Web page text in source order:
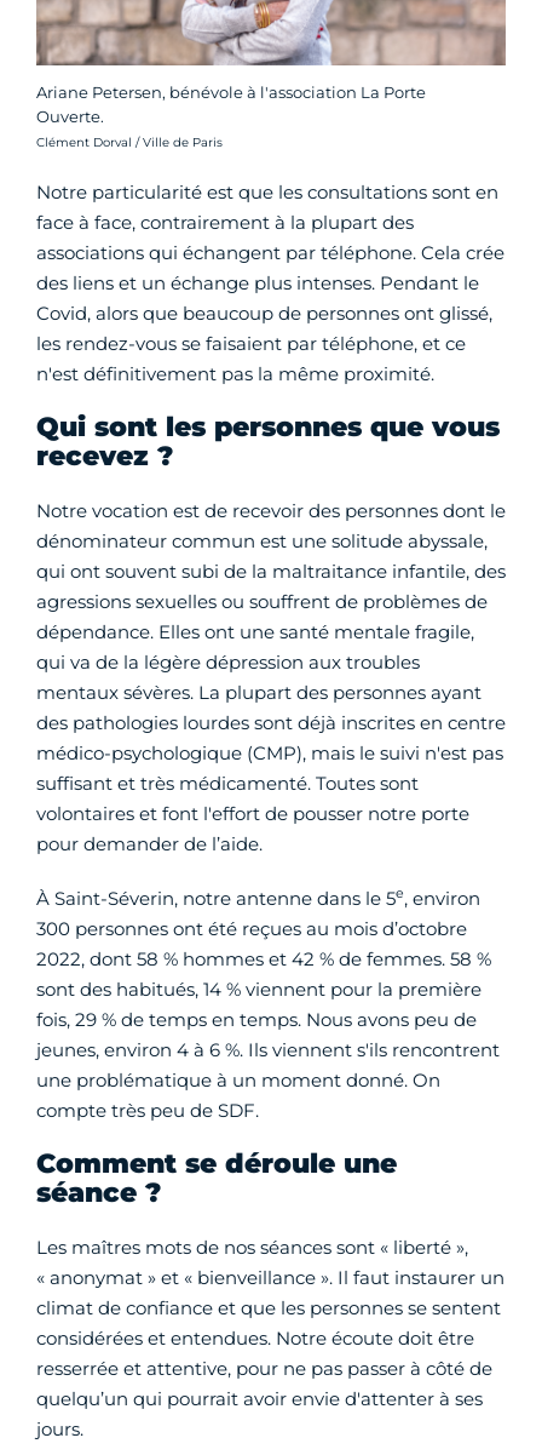
Ariane Petersen, bénévole à l'association La Porte
Ouverte.
Crédit photo :
Clément Dorval / Ville de Paris
Notre particularité est que les consultations sont en
face à face, contrairement à la plupart des
associations qui échangent par téléphone. Cela crée
des liens et un échange plus intenses. Pendant le
Covid, alors que beaucoup de personnes ont glissé,
les rendez-vous se faisaient par téléphone, et ce
n'est définitivement pas la même proximité.
Qui sont les personnes que vous
recevez ?
Notre vocation est de recevoir des personnes dont le
dénominateur commun est une solitude abyssale,
qui ont souvent subi de la maltraitance infantile, des
agressions sexuelles ou souffrent de problèmes de
dépendance. Elles ont une santé mentale fragile,
qui va de la légère dépression aux troubles
mentaux sévères. La plupart des personnes ayant
des pathologies lourdes sont déjà inscrites en centre
médico-psychologique (CMP), mais le suivi n'est pas
suffisant et très médicamenté. Toutes sont
volontaires et font l'effort de pousser notre porte
pour demander de l’aide.
À Saint-Séverin, notre antenne dans le 5e, environ
300 personnes ont été reçues au mois d’octobre
2022, dont 58 % hommes et 42 % de femmes. 58 %
sont des habitués, 14 % viennent pour la première
fois, 29 % de temps en temps. Nous avons peu de
jeunes, environ 4 à 6 %. Ils viennent s'ils rencontrent
une problématique à un moment donné. On
compte très peu de SDF.
Comment se déroule une
séance ?
Les maîtres mots de nos séances sont « liberté »,
« anonymat » et « bienveillance ». Il faut instaurer un
climat de confiance et que les personnes se sentent
considérées et entendues. Notre écoute doit être
resserrée et attentive, pour ne pas passer à côté de
quelqu’un qui pourrait avoir envie d'attenter à ses
jours.